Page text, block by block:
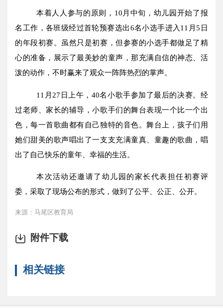
本着人人参与的原则， 10 月中旬，幼儿园开始了报
名工作，各班级经过首轮预赛选出6名小选手进入 11 月5 日
的年段初赛。虽然只是初赛，但参赛的小选手都做足了精
心的准备，展示了最美妙的童声，那充满自信的神态、活
泼的动作，不时赢来了观众一阵阵热烈的掌声。
11 月 27 日上午， 40名小歌手参加了最后的决赛。经
过老师、家长的辅导，小歌手们的舞台表现一个比一个出
色，每一首歌曲都有自己独特的音色。舞台上，孩子们用
她们甜美的歌声唱出了一支支充满童真、童趣的歌曲，唱
出了自己快乐的童年、幸福的生活。
本次活动还邀请了幼儿园的家长代表担任初赛评
委，采取了现场公布的形式，做到了公平、公正、公开。
来源：马尾区教育局
附件下载
相关链接